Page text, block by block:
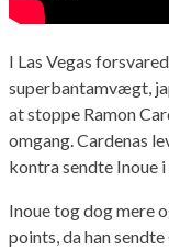
I Las Vegas
superbantamvægt,
at stoppe Ramon
omgang. Cardenas
kontra sendte Inoue
Inoue tog dog mere
points, da han